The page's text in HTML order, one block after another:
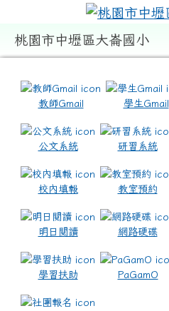
桃園市中壢區大崙國小
教師Gmail 學生Gmail
公文系統 研習系統
校內填報 教室預約
明日閱讀 網路硬碟
學習扶助 PaGamO